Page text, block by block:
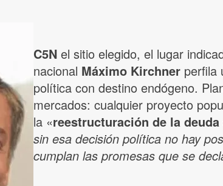
C5N el sitio elegido, el lugar
nacional Máximo Kirchner perfila
política con destino endógeno.
mercados: cualquier proyecto
la «reestructuración de la
sin esa decisión política no hay
cumplan las promesas que se